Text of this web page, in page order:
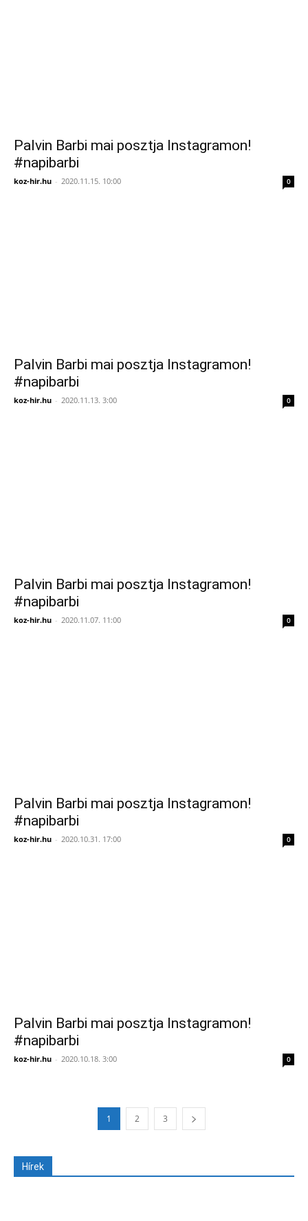
Palvin Barbi mai posztja Instagramon!
#napibarbi
koz-hir.hu - 2020.11.15. 10:00 0
Palvin Barbi mai posztja Instagramon!
#napibarbi
koz-hir.hu - 2020.11.13. 3:00 0
Palvin Barbi mai posztja Instagramon!
#napibarbi
koz-hir.hu - 2020.11.07. 11:00 0
Palvin Barbi mai posztja Instagramon!
#napibarbi
koz-hir.hu - 2020.10.31. 17:00 0
Palvin Barbi mai posztja Instagramon!
#napibarbi
koz-hir.hu - 2020.10.18. 3:00 0
1 2 3
Hírek